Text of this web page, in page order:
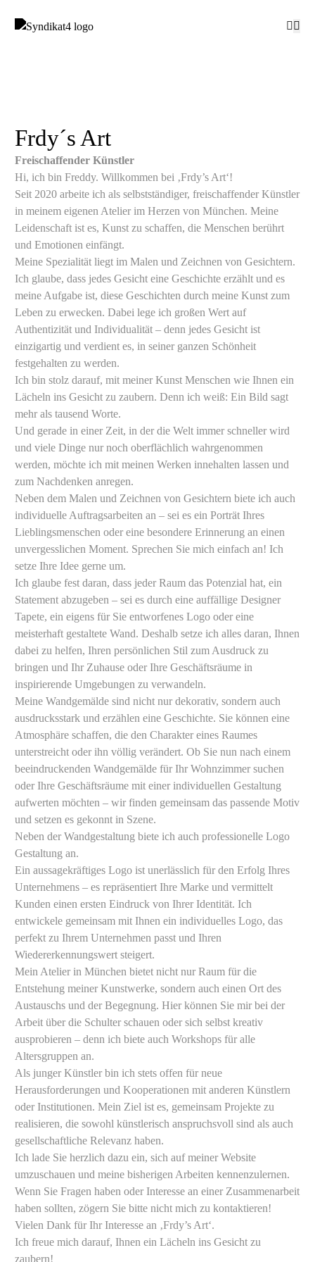
Frdy´s Art
Freischaffender Künstler
Hi, ich bin Freddy. Willkommen bei ‚Frdy’s Art‘!
Seit 2020 arbeite ich als selbstständiger, freischaffender Künstler
in meinem eigenen Atelier im Herzen von München. Meine
Leidenschaft ist es, Kunst zu schaffen, die Menschen berührt
und Emotionen einfängt.
Meine Spezialität liegt im Malen und Zeichnen von Gesichtern.
Ich glaube, dass jedes Gesicht eine Geschichte erzählt und es
meine Aufgabe ist, diese Geschichten durch meine Kunst zum
Leben zu erwecken. Dabei lege ich großen Wert auf
Authentizität und Individualität – denn jedes Gesicht ist
einzigartig und verdient es, in seiner ganzen Schönheit
festgehalten zu werden.
​Ich bin stolz darauf, mit meiner Kunst Menschen wie Ihnen ein
Lächeln ins Gesicht zu zaubern. Denn ich weiß: Ein Bild sagt
mehr als tausend Worte.
Und gerade in einer Zeit, in der die Welt immer schneller wird
und viele Dinge nur noch oberflächlich wahrgenommen
werden, möchte ich mit meinen Werken innehalten lassen und
zum Nachdenken anregen.
Neben dem Malen und Zeichnen von Gesichtern biete ich auch
individuelle Auftragsarbeiten an – sei es ein Porträt Ihres
Lieblingsmenschen oder eine besondere Erinnerung an einen
unvergesslichen Moment. Sprechen Sie mich einfach an! Ich
setze Ihre Idee gerne um.
​Ich glaube fest daran, dass jeder Raum das Potenzial hat, ein
Statement abzugeben – sei es durch eine auffällige Designer
Tapete, ein eigens für Sie entworfenes Logo oder eine
meisterhaft gestaltete Wand. Deshalb setze ich alles daran, Ihnen
dabei zu helfen, Ihren persönlichen Stil zum Ausdruck zu
bringen und Ihr Zuhause oder Ihre Geschäftsräume in
inspirierende Umgebungen zu verwandeln.
​Meine Wandgemälde sind nicht nur dekorativ, sondern auch
ausdrucksstark und erzählen eine Geschichte. Sie können eine
Atmosphäre schaffen, die den Charakter eines Raumes
unterstreicht oder ihn völlig verändert. Ob Sie nun nach einem
beeindruckenden Wandgemälde für Ihr Wohnzimmer suchen
oder Ihre Geschäftsräume mit einer individuellen Gestaltung
aufwerten möchten – wir finden gemeinsam das passende Motiv
und setzen es gekonnt in Szene.
​Neben der Wandgestaltung biete ich auch professionelle Logo
Gestaltung an.
Ein aussagekräftiges Logo ist unerlässlich für den Erfolg Ihres
Unternehmens – es repräsentiert Ihre Marke und vermittelt
Kunden einen ersten Eindruck von Ihrer Identität. Ich
entwickele gemeinsam mit Ihnen ein individuelles Logo, das
perfekt zu Ihrem Unternehmen passt und Ihren
Wiedererkennungswert steigert.
​Mein Atelier in München bietet nicht nur Raum für die
Entstehung meiner Kunstwerke, sondern auch einen Ort des
Austauschs und der Begegnung. Hier können Sie mir bei der
Arbeit über die Schulter schauen oder sich selbst kreativ
ausprobieren – denn ich biete auch Workshops für alle
Altersgruppen an.
​Als junger Künstler bin ich stets offen für neue
Herausforderungen und Kooperationen mit anderen Künstlern
oder Institutionen. Mein Ziel ist es, gemeinsam Projekte zu
realisieren, die sowohl künstlerisch anspruchsvoll sind als auch
gesellschaftliche Relevanz haben.
​Ich lade Sie herzlich dazu ein, sich auf meiner Website
umzuschauen und meine bisherigen Arbeiten kennenzulernen.
Wenn Sie Fragen haben oder Interesse an einer Zusammenarbeit
haben sollten, zögern Sie bitte nicht mich zu kontaktieren!
​Vielen Dank für Ihr Interesse an ‚Frdy’s Art‘.
Ich freue mich darauf, Ihnen ein Lächeln ins Gesicht zu
zaubern!